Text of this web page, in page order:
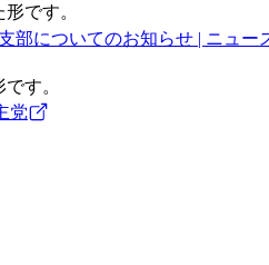
です。
についてのお知らせ | ニュー
す。
党